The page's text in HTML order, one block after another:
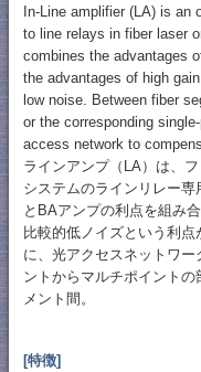
In-Line amplifier (LA) is an
to line relays in fiber laser
combines the advantages
the advantages of high
low noise. Between fiber
or the corresponding
access network to
ラインアンプ（LA）は、
システムのラインリレー
とBAアンプの利点を組み
比較的低ノイズという利
に、光アクセスネットワ
ントからマルチポイント
メント間。
[特徴]